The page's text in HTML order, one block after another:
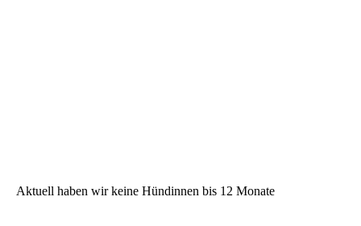
Aktuell haben wir keine Hündinnen bis 12 Monate